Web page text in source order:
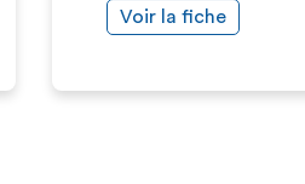
Voir la fiche